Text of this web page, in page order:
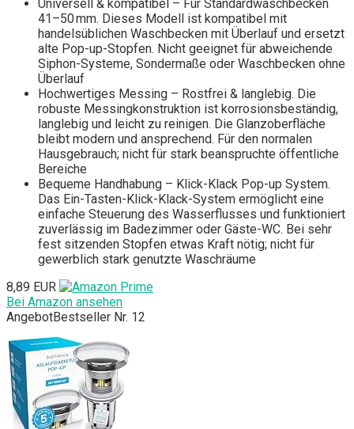
Universell & kompatibel – Für Standardwaschbecken
41–50 mm. Dieses Modell ist kompatibel mit
handelsüblichen Waschbecken mit Überlauf und ersetzt
alte Pop-up-Stopfen. Nicht geeignet für abweichende
Siphon-Systeme, Sondermaße oder Waschbecken ohne
Überlauf
Hochwertiges Messing – Rostfrei & langlebig. Die
robuste Messingkonstruktion ist korrosionsbeständig,
langlebig und leicht zu reinigen. Die Glanzoberfläche
bleibt modern und ansprechend. Für den normalen
Hausgebrauch; nicht für stark beanspruchte öffentliche
Bereiche
Bequeme Handhabung – Klick-Klack Pop-up System.
Das Ein-Tasten-Klick-Klack-System ermöglicht eine
einfache Steuerung des Wasserflusses und funktioniert
zuverlässig im Badezimmer oder Gäste-WC. Bei sehr
fest sitzenden Stopfen etwas Kraft nötig; nicht für
gewerblich stark genutzte Waschräume
8,89 EUR
Bei Amazon ansehen
AngebotBestseller Nr. 12